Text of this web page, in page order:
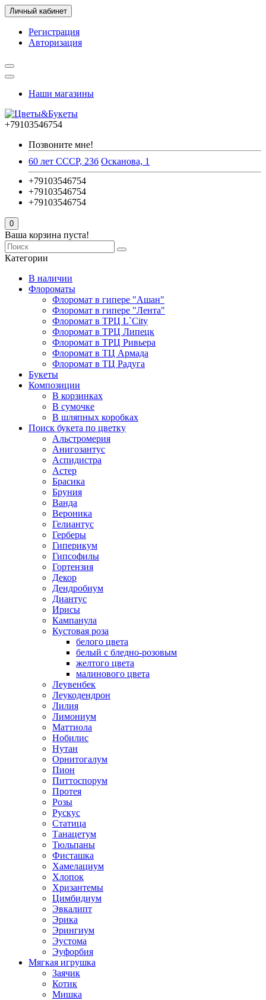
Личный кабинет
Регистрация
Авторизация
Наши магазины
+79103546754
Позвоните мне!
60 лет СССР, 23б Осканова, 1
+79103546754
+79103546754
+79103546754
0
Ваша корзина пуста!
Категории
В наличии
Флороматы
Флоромат в гипере "Ашан"
Флоромат в гипере "Лента"
Флоромат в ТРЦ L`City
Флоромат в ТРЦ Липецк
Флоромат в ТРЦ Ривьера
Флоромат в ТЦ Армада
Флоромат в ТЦ Радуга
Букеты
Композиции
В корзинках
В сумочке
В шляпных коробках
Поиск букета по цветку
Альстромерия
Анигозантус
Аспидистра
Астер
Брасика
Бруния
Ванда
Вероника
Гелиантус
Герберы
Гиперикум
Гипсофилы
Гортензия
Декор
Дендробиум
Диантус
Ирисы
Кампанула
Кустовая роза
белого цвета
белый с бледно-розовым
желтого цвета
малинового цвета
Леувенбек
Леукодендрон
Лилия
Лимониум
Маттиола
Нобилис
Нутан
Орнитогалум
Пион
Питтоспорум
Протея
Розы
Рускус
Статица
Танацетум
Тюльпаны
Фисташка
Хамелациум
Хлопок
Хризантемы
Цимбидиум
Эвкалипт
Эрика
Эрингиум
Эустома
Эуфорбия
Мягкая игрушка
Заячик
Котик
Мишка